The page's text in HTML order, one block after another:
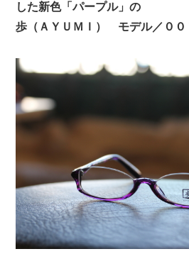
した新色「パープル」の
歩（ＡＹＵＭＩ） モデル／００